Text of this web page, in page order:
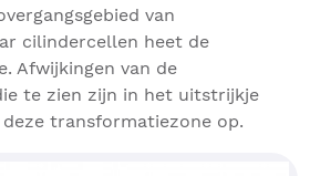
van
cilindercellen heet de
Afwijkingen van de
te zien zijn in het uitstrijkje
transformatiezone op.